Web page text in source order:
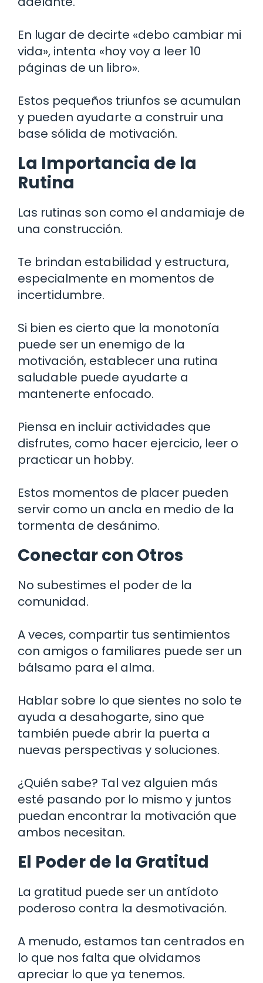
En lugar de decirte «debo cambiar mi
vida», intenta «hoy voy a leer 10
páginas de un libro».
Estos pequeños triunfos se acumulan
y pueden ayudarte a construir una
base sólida de motivación.
La Importancia de la
Rutina
Las rutinas son como el andamiaje de
una construcción.
Te brindan estabilidad y estructura,
especialmente en momentos de
incertidumbre.
Si bien es cierto que la monotonía
puede ser un enemigo de la
motivación, establecer una rutina
saludable puede ayudarte a
mantenerte enfocado.
Piensa en incluir actividades que
disfrutes, como hacer ejercicio, leer o
practicar un hobby.
Estos momentos de placer pueden
servir como un ancla en medio de la
tormenta de desánimo.
Conectar con Otros
No subestimes el poder de la
comunidad.
A veces, compartir tus sentimientos
con amigos o familiares puede ser un
bálsamo para el alma.
Hablar sobre lo que sientes no solo te
ayuda a desahogarte, sino que
también puede abrir la puerta a
nuevas perspectivas y soluciones.
¿Quién sabe? Tal vez alguien más
esté pasando por lo mismo y juntos
puedan encontrar la motivación que
ambos necesitan.
El Poder de la Gratitud
La gratitud puede ser un antídoto
poderoso contra la desmotivación.
A menudo, estamos tan centrados en
lo que nos falta que olvidamos
apreciar lo que ya tenemos.